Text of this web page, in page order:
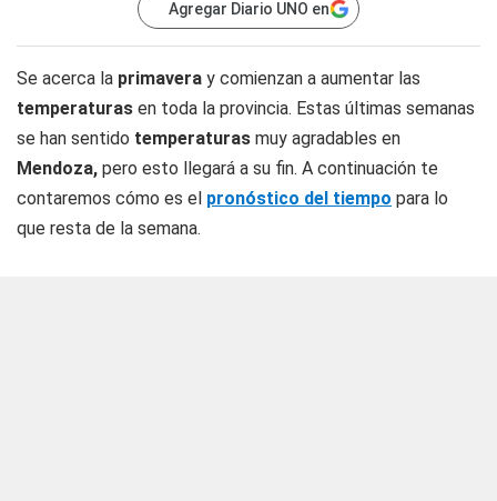
Agregar Diario UNO en
Se acerca la primavera y comienzan a aumentar las
temperaturas en toda la provincia. Estas últimas semanas
se han sentido temperaturas muy agradables en
Mendoza, pero esto llegará a su fin. A continuación te
contaremos cómo es el pronóstico del tiempo para lo
que resta de la semana.